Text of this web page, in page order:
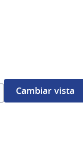
Cambiar vista